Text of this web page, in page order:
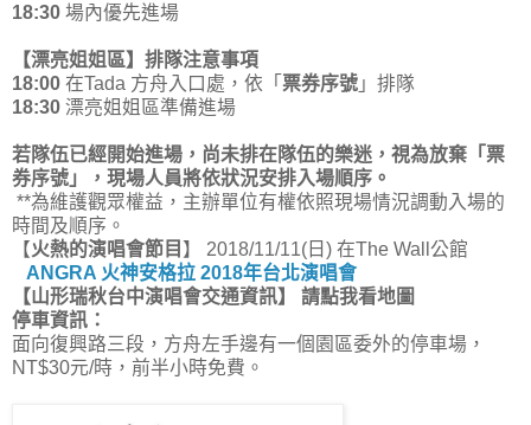
18:30 場內優先進場
【漂亮姐姐區】排隊注意事項
18:00 在Tada 方舟入口處，依「 票券序號 」排隊
18:30 漂亮姐姐區準備進場
若隊伍已經開始進場，尚未排在隊伍的樂迷，視為放棄「票
券序號」，現場人員將依狀況安排入場順序。
**為維護觀眾權益，主辦單位有權依照現場情況調動入場的
時間及順序。
【 火熱的演唱會節目 】 2018/11/11(日) 在The Wall公館
ANGRA 火神安格拉 2018年台北演唱會
【山形瑞秋台中演唱會交通資訊】 請點我看地圖
停車資訊：
面向復興路三段，方舟左手邊有一個園區委外的停車場，
NT$30元/時，前半小時免費。